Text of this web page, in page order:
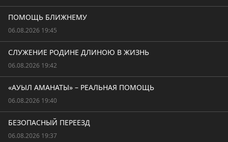
ПОМОЩЬ БЛИЖНЕМУ
06.08.2026 19:45
СЛУЖЕНИЕ РОДИНЕ ДЛИНОЮ В ЖИЗНЬ
06.08.2026 19:42
«АУЫЛ АМАНАТЫ» – РЕАЛЬНАЯ ПОМОЩЬ
06.08.2026 19:40
БЕЗОПАСНЫЙ ПЕРЕЕЗД
06.08.2026 19:37